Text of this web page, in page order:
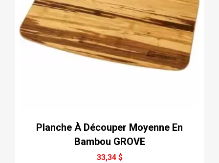
Planche À Découper Moyenne En
Bambou GROVE
33,34 $